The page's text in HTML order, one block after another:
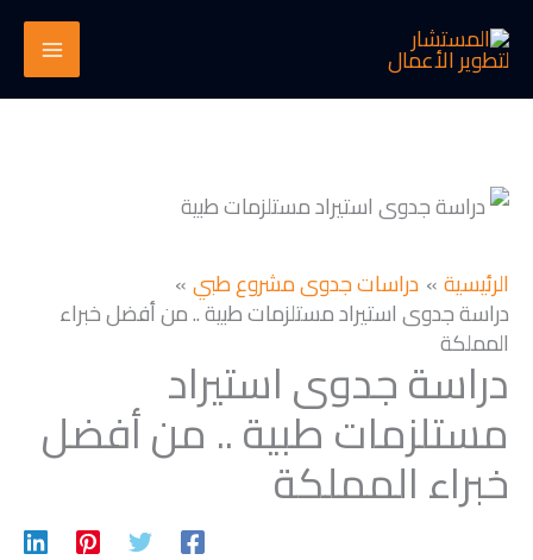
تخطي
إلى
المحتوى
الرئيسية دراسات جدوى مشروع طبي
دراسة جدوى استيراد مستلزمات طبية .. من أفضل خبراء
المملكة
دراسة جدوى استيراد
مستلزمات طبية .. من أفضل
خبراء المملكة